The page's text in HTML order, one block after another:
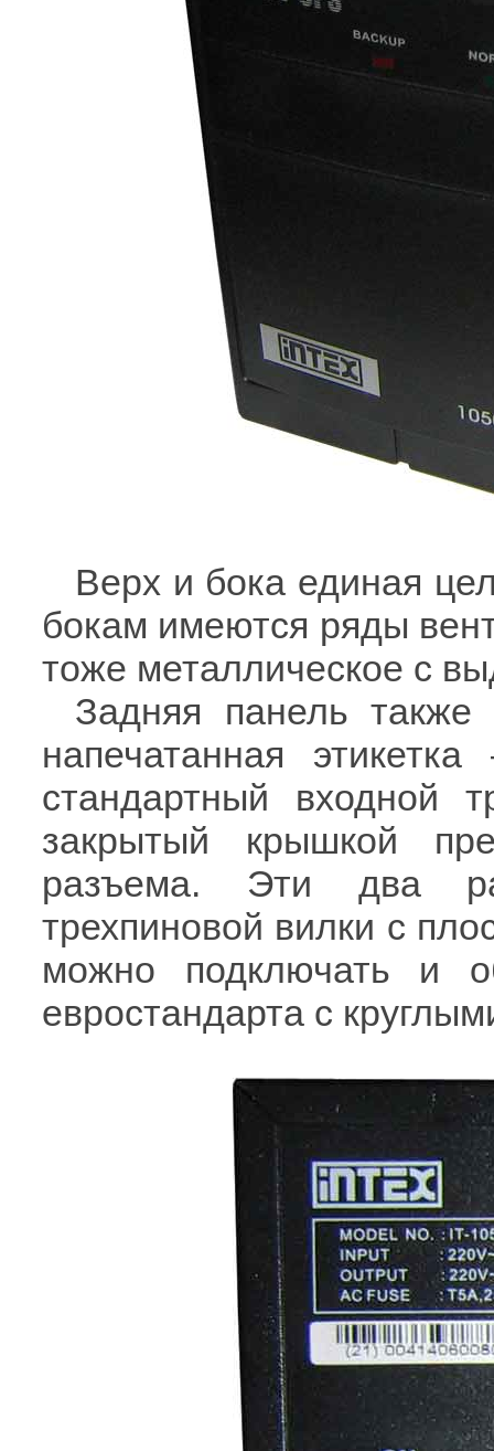
Верх и бока единая
бокам имеются ряды
тоже металлическое с
Задняя панель
напечатанная
стандартный входной
закрытый крышкой
разъема. Эти два
трехпиновой вилки с
можно подключать и
евростандарта с